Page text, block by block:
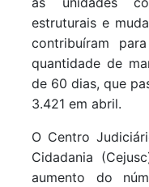
estruturais e
contribuíram
quantidade de
de 60 dias, que
3.421 em abril.
O Centro
Cidadania
aumento do